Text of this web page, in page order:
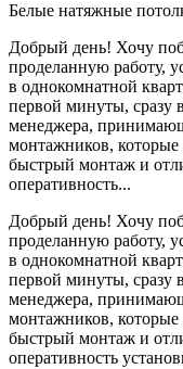
Белые натяжные
Добрый день! Хочу
проделанную работу,
в однокомнатной
первой минуты, сразу
менеджера,
монтажников, которые
быстрый монтаж и
оперативность...
Добрый день! Хочу
проделанную работу,
в однокомнатной
первой минуты, сразу
менеджера,
монтажников, которые
быстрый монтаж и
оперативность